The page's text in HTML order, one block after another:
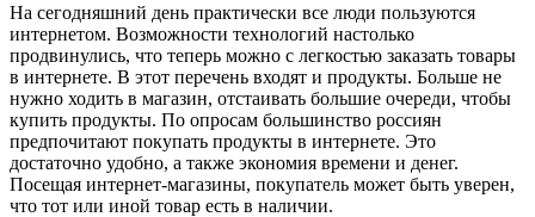
На сегодняшний день практически все люди пользуются
интернетом. Возможности технологий настолько
продвинулись, что теперь можно с легкостью заказать товары
в интернете. В этот перечень входят и продукты. Больше не
нужно ходить в магазин, отстаивать большие очереди, чтобы
купить продукты. По опросам большинство россиян
предпочитают покупать продукты в интернете. Это
достаточно удобно, а также экономия времени и денег.
Посещая интернет-магазины, покупатель может быть уверен,
что тот или иной товар есть в наличии.